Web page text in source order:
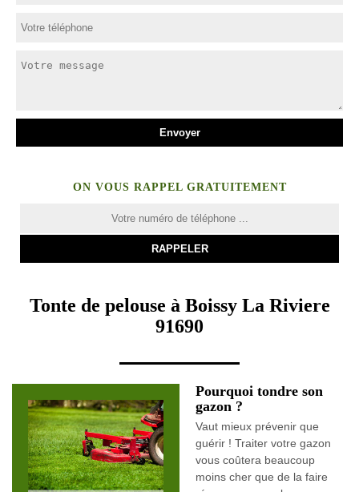
ON VOUS RAPPEL GRATUITEMENT
Tonte de pelouse à Boissy La Riviere
91690
Pourquoi tondre son
gazon ?
Vaut mieux prévenir que
guérir ! Traiter votre gazon
vous coûtera beaucoup
moins cher que de la faire